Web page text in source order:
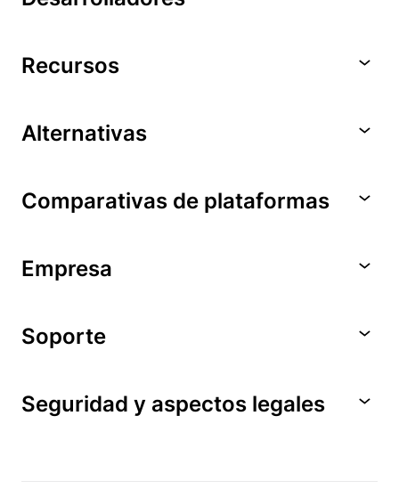
Recursos
Alternativas
Comparativas de plataformas
Empresa
Soporte
Seguridad y aspectos legales